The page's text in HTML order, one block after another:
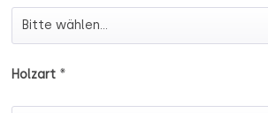
Höhe
Holzart *